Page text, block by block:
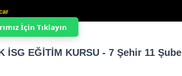
İSG EĞİTİM KURSU - 7 Şehir 11 Şube
İçin Tıklayın